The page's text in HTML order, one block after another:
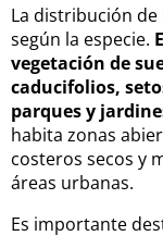
La distribución de
según la especie.
vegetación de
caducifolios,
parques y
habita zonas
costeros secos y
áreas urbanas.
Es importante